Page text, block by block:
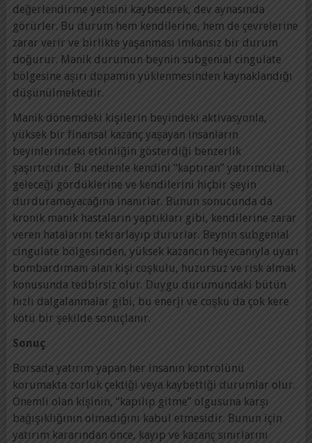
değerlendirme yetisini kaybederek, dev aynasında
görürler. Bu durum hem kendilerine, hem de çevrelerine
zarar verir ve birlikte yaşanması imkansız bir durum
doğurur. Manik durumun beynin subgenial cingulate
bölgesine aşırı dopamin yüklenmesinden kaynaklandığı
düşünülmektedir.
Manik dönemdeki kişilerin beyindeki aktivasyonla,
yüksek bir finansal kazanç yaşayan insanların
beyinlerindeki etkinliğin gösterdiği benzerlik
şaşırtıcıdır. Bu nedenle kendini “kaptıran” yatırımcılar,
geleceği gördüklerine ve kendilerini hiçbir şeyin
durduramayacağına inanırlar. Bunun sonucunda da
kronik manik hastaların yaptıkları gibi, kendilerine zarar
veren hatalarını tekrarlayıp dururlar. Beynin subgenial
cingulate bölgesinden, yüksek kazancın heyecanıyla uyarı
bombardımanı alan kişi coşkulu, huzursuz ve risk almak
konusunda tedbirsiz olur. Duygu durumundaki bütün
hızlı dalgalanmalar gibi, bu enerji ve coşku da çok kere
kötü bir şekilde sonuçlanır.
Sonuç
Borsada yatırım yapan her insanın kontrolünü
korumakta zorluk çektiği veya kaybettiği durumlar olur.
Önemli olan kişinin, “kapılıp gitme” olgusuna karşı
bağışıklığının olmadığını kabul etmesidir. Bunun için
yatırım kararından önce, kayıp ve kazanç sınırlarını